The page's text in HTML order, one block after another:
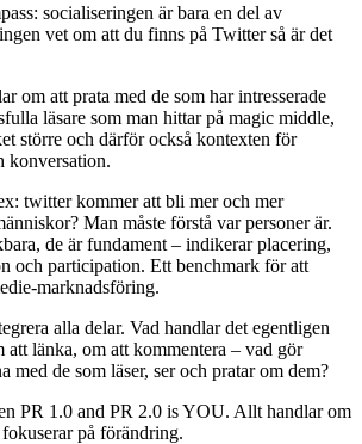
socialiseringen är bara en del av
vet om att du finns på Twitter så är det
om att prata med de som har intresserade
läsare som man hittar på magic middle,
större och därför också kontexten för
konversation.
twitter kommer att bli mer och mer
Man måste förstå var personer är.
de är fundament – indikerar placering,
och participation. Ett benchmark för att
marknadsföring.
alla delar. Vad handlar det egentligen
att länka, om att kommentera – vad gör
med de som läser, ser och pratar om dem?
PR 1.0 and PR 2.0 is YOU. Allt handlar om
på förändring.